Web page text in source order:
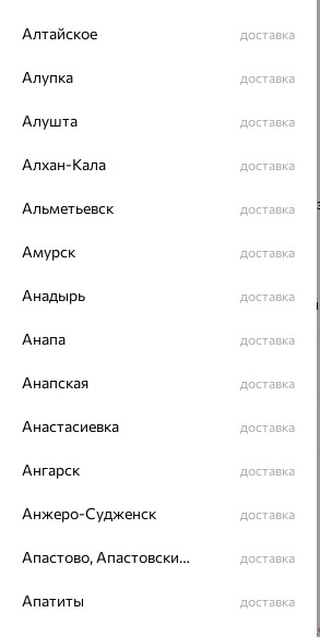
Вид изделия:
Металл:
Проба:585
Виды дизайна браслетов:
Европейский
Цвет вставки:
Наименование цвета вставки:
Бесцветный
Гарантия и возврат
Похожие изделия
Алтайское доставка
Алупка доставка
Алушта доставка
Алхан-Кала доставка
Альметьевск доставка
Амурск доставка
Анадырь доставка
Анапа доставка
Анапская доставка
Анастасиевка доставка
Ангарск доставка
Анжеро-Судженск доставка
Апастово, Апастовский район доставка
Апатиты доставка